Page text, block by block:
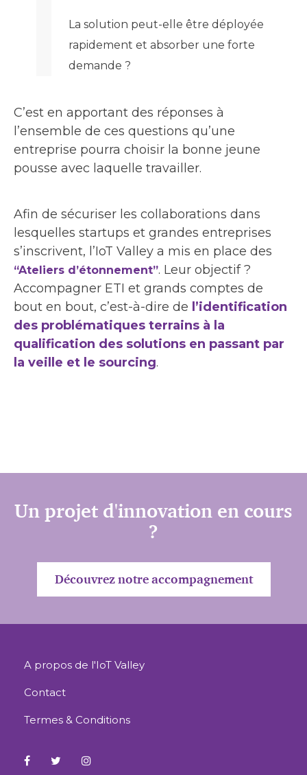
La solution peut-elle être déployée
rapidement et absorber une forte
demande ?
C’est en apportant des réponses à
l’ensemble de ces questions qu’une
entreprise pourra choisir la bonne jeune
pousse avec laquelle travailler.
Afin de sécuriser les collaborations dans
lesquelles startups et grandes entreprises
s’inscrivent, l’IoT Valley a mis en place des
“Ateliers d’étonnement”. Leur objectif ?
Accompagner ETI et grands comptes de
bout en bout, c’est-à-dire de l’identification
des problématiques terrains à la
qualification des solutions en passant par
la veille et le sourcing.
Un projet d'innovation en cours
?
Découvrez notre accompagnement
A propos de l'IoT Valley
Contact
Termes & Conditions